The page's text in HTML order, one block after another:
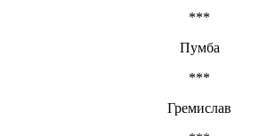
***
Пумба
***
Гремислав